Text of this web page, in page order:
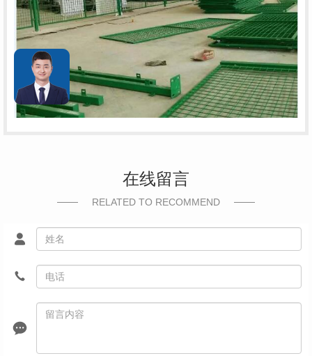
在线留言
RELATED TO RECOMMEND